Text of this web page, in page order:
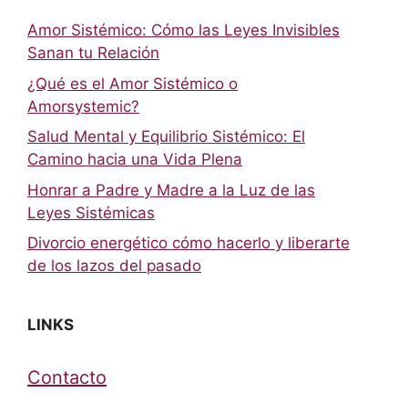
Amor Sistémico: Cómo las Leyes Invisibles
Sanan tu Relación
¿Qué es el Amor Sistémico o
Amorsystemic?
Salud Mental y Equilibrio Sistémico: El
Camino hacia una Vida Plena
Honrar a Padre y Madre a la Luz de las
Leyes Sistémicas
Divorcio energético cómo hacerlo y liberarte
de los lazos del pasado
LINKS
Contacto